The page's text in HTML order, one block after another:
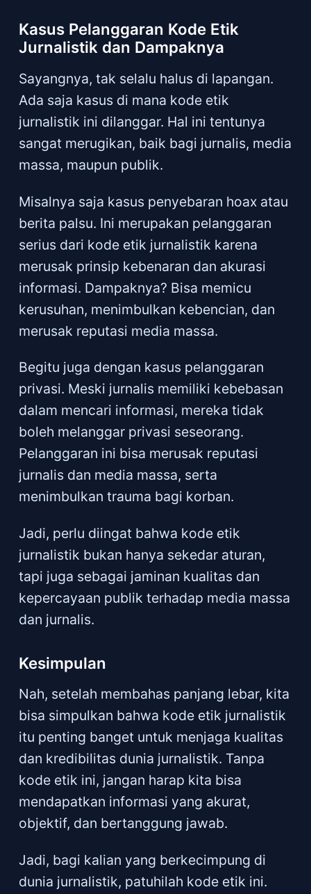
Kasus Pelanggaran Kode Etik
Jurnalistik dan Dampaknya
Sayangnya, tak selalu halus di lapangan.
Ada saja kasus di mana kode etik
jurnalistik ini dilanggar. Hal ini tentunya
sangat merugikan, baik bagi jurnalis, media
massa, maupun publik.
Misalnya saja kasus penyebaran hoax atau
berita palsu. Ini merupakan pelanggaran
serius dari kode etik jurnalistik karena
merusak prinsip kebenaran dan akurasi
informasi. Dampaknya? Bisa memicu
kerusuhan, menimbulkan kebencian, dan
merusak reputasi media massa.
Begitu juga dengan kasus pelanggaran
privasi. Meski jurnalis memiliki kebebasan
dalam mencari informasi, mereka tidak
boleh melanggar privasi seseorang.
Pelanggaran ini bisa merusak reputasi
jurnalis dan media massa, serta
menimbulkan trauma bagi korban.
Jadi, perlu diingat bahwa kode etik
jurnalistik bukan hanya sekedar aturan,
tapi juga sebagai jaminan kualitas dan
kepercayaan publik terhadap media massa
dan jurnalis.
Kesimpulan
Nah, setelah membahas panjang lebar, kita
bisa simpulkan bahwa kode etik jurnalistik
itu penting banget untuk menjaga kualitas
dan kredibilitas dunia jurnalistik. Tanpa
kode etik ini, jangan harap kita bisa
mendapatkan informasi yang akurat,
objektif, dan bertanggung jawab.
Jadi, bagi kalian yang berkecimpung di
dunia jurnalistik, patuhilah kode etik ini.